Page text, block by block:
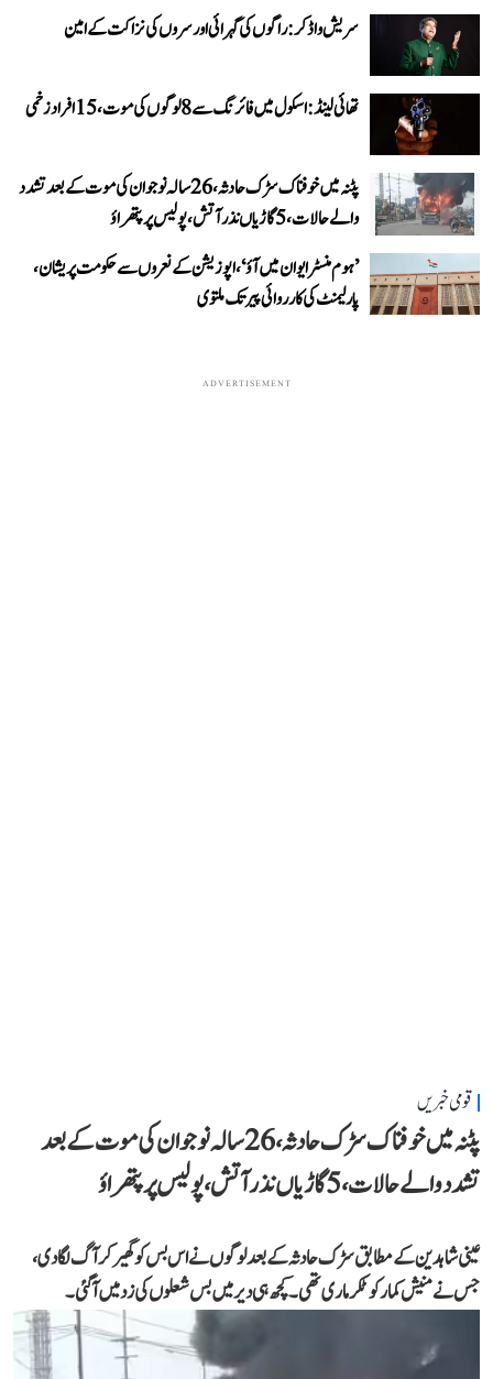
سریش واڈکر: راگوں کی گہرائی اور سروں کی نزاکت کے امین
تھائی لینڈ: اسکول میں فائرنگ سے 8 لوگوں کی موت، 15 افراد زخمی
پٹنہ میں خوفناک سڑک حادثہ، 26 سالہ نوجوان کی موت کے بعد تشدد
والے حالات، 5 گاڑیاں نذر آتش، پولیس پر پتھراؤ
’ہوم منسٹر ایوان میں آؤ‘، اپوزیشن کے نعروں سے حکومت پریشان،
پارلیمنٹ کی کارروائی پیر تک ملتوی
ADVERTISEMENT
قومی خبریں
پٹنہ میں خوفناک سڑک حادثہ، 26 سالہ نوجوان کی موت کے بعد
تشدد والے حالات، 5 گاڑیاں نذر آتش، پولیس پر پتھراؤ
عینی شاہدین کے مطابق سڑک حادثہ کے بعد لوگوں نے اس بس کو گھیر کر آگ لگا دی،
جس نے منیش کمار کو ٹکر ماری تھی۔ کچھ ہی دیر میں بس شعلوں کی زد میں آ گئی۔